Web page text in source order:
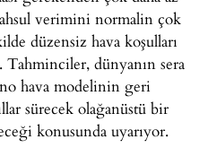
verimini normalin çok
düzensiz hava koşulları
dünyanın sera
hava modelinin geri
sürecek olağanüstü bir
konusunda uyarıyor.